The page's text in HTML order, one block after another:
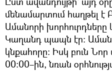
մենամարտում հաղթել է
Ամանորի
Կաղանդ պապն էր։
կնքահորը։ Իսկ բուն
00:00–ին, նռան